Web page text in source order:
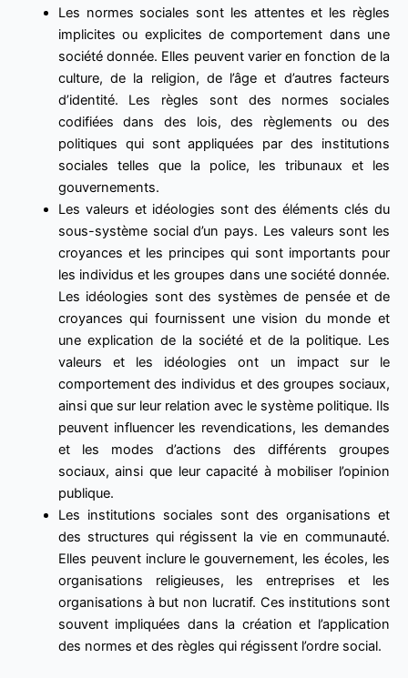
Les normes sociales sont les attentes et les règles
implicites ou explicites de comportement dans une
société donnée. Elles peuvent varier en fonction de la
culture, de la religion, de l’âge et d’autres facteurs
d’identité. Les règles sont des normes sociales
codifiées dans des lois, des règlements ou des
politiques qui sont appliquées par des institutions
sociales telles que la police, les tribunaux et les
gouvernements.
Les valeurs et idéologies sont des éléments clés du
sous-système social d’un pays. Les valeurs sont les
croyances et les principes qui sont importants pour
les individus et les groupes dans une société donnée.
Les idéologies sont des systèmes de pensée et de
croyances qui fournissent une vision du monde et
une explication de la société et de la politique. Les
valeurs et les idéologies ont un impact sur le
comportement des individus et des groupes sociaux,
ainsi que sur leur relation avec le système politique. Ils
peuvent influencer les revendications, les demandes
et les modes d’actions des différents groupes
sociaux, ainsi que leur capacité à mobiliser l’opinion
publique.
Les institutions sociales sont des organisations et
des structures qui régissent la vie en communauté.
Elles peuvent inclure le gouvernement, les écoles, les
organisations religieuses, les entreprises et les
organisations à but non lucratif. Ces institutions sont
souvent impliquées dans la création et l’application
des normes et des règles qui régissent l’ordre social.